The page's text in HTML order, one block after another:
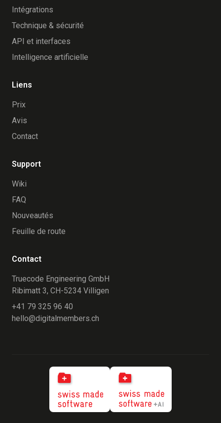
Intégrations
Technique & sécurité
API et interfaces
Intelligence artificielle
Liens
Prix
Avis
Contact
Support
Wiki
FAQ
Nouveautés
Feuille de route
Contact
Truecode Engineering GmbH
Ribimatt 3, CH-5234 Villigen
+41 79 325 96 40
hello@digitalmembers.ch